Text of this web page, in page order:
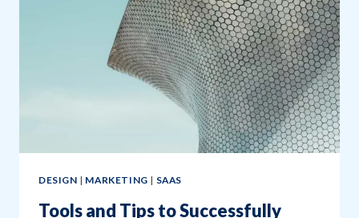
DESIGN | MARKETING | SAAS
Tools and Tips to Successfully